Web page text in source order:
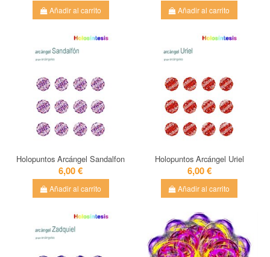
Añadir al carrito Añadir al carrito
Holopuntos Arcángel Sandalfon
6,00 €
Añadir al carrito
Holopuntos Arcángel Uriel
6,00 €
Añadir al carrito